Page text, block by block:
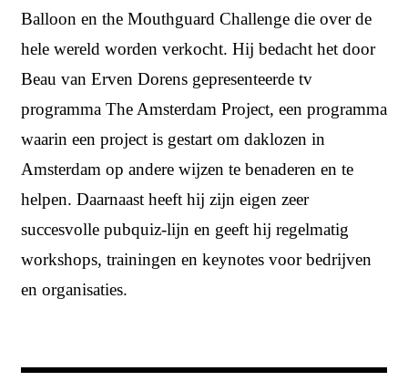
Balloon en the Mouthguard Challenge die over de
hele wereld worden verkocht. Hij bedacht het door
Beau van Erven Dorens gepresenteerde tv
programma The Amsterdam Project, een programma
waarin een project is gestart om daklozen in
Amsterdam op andere wijzen te benaderen en te
helpen. Daarnaast heeft hij zijn eigen zeer
succesvolle pubquiz-lijn en geeft hij regelmatig
workshops, trainingen en keynotes voor bedrijven
en organisaties.